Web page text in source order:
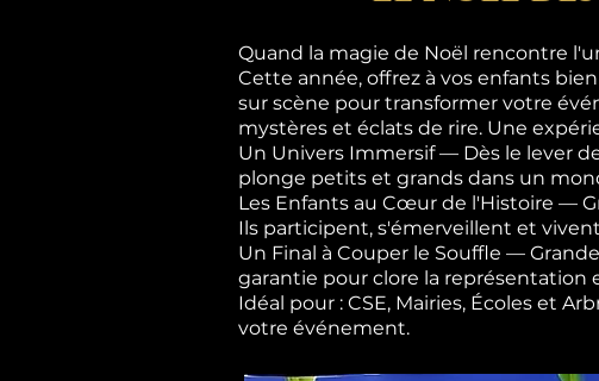
Quand la magie de Noël rencontre
Cette année, offrez à vos enfants
sur scène pour transformer votre
mystères et éclats de rire. Une
Un Univers Immersif — Dès le lever
plonge petits et grands dans un
Les Enfants au Cœur de l'Histoire —
Ils participent, s'émerveillent et
Un Final à Couper le Souffle —
garantie pour clore la représentation
Idéal pour : CSE, Mairies, Écoles et
votre événement.